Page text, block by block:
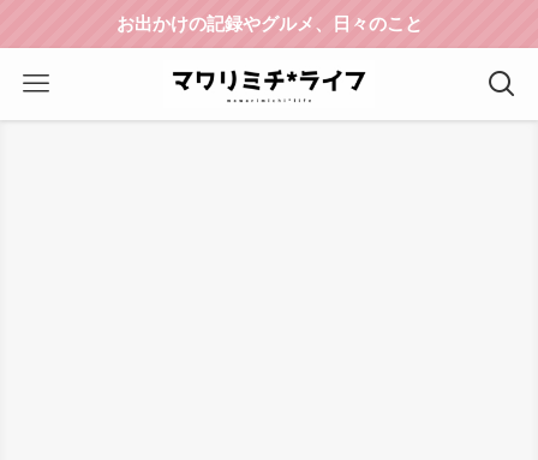
お出かけの記録やグルメ、日々のこと